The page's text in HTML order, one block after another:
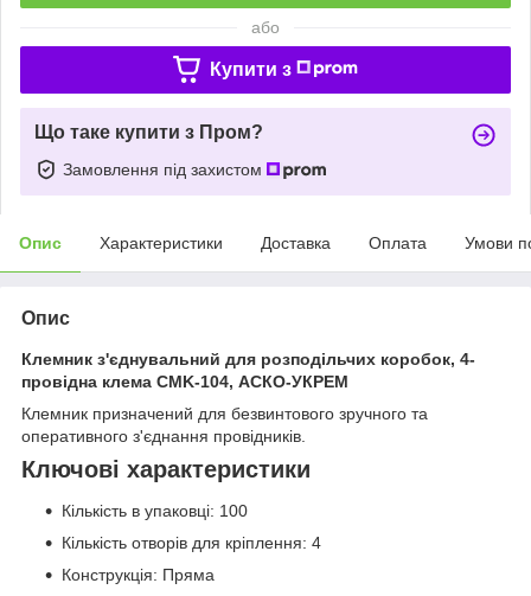
або
Купити з
Що таке купити з Пром?
Замовлення під захистом
Опис Характеристики Доставка Оплата Умови
Опис
Клемник з'єднувальний для розподільчих коробок, 4-
провідна клема CMK-104, АСКО-УКРЕМ
Клемник призначений для безвинтового зручного та
оперативного з'єднання провідників.
Ключові характеристики
Кількість в упаковці: 100
Кількість отворів для кріплення: 4
Конструкція: Пряма